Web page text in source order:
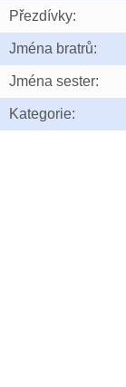
Přezdívky:
Jména bratrů:
Jména sester:
Kategorie: